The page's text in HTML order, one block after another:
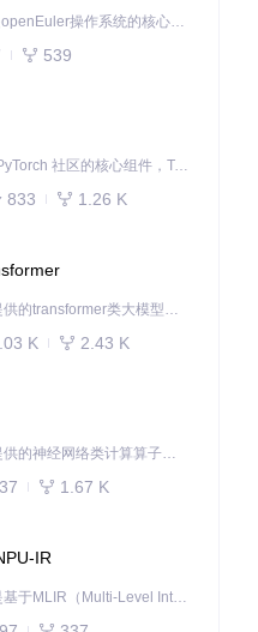
openEuler内核是openEuler操作系统的核心，既是系统性能与稳定性的基石，也是连接处理器、设备与服务的桥梁。
539
作为 Ascend for PyTorch 社区的核心组件，TorchNPU 是昇腾专为 PyTorch 打造的深度学习适配插件，使 PyTorch 框架能够直接调用昇腾 NPU，为开发者提供昇腾 AI 处理器的超强算力。
833 1.26 K
本项目是CANN提供的transformer类大模型算子库，实现网络在NPU上加速计算。
K 2.43 K
本项目是CANN提供的神经网络类计算算子库，实现网络在NPU上加速计算。
1.67 K
IR
AscendNPU-IR是基于MLIR（Multi-Level Intermediate Representation）构建的，面向昇腾亲和算子编译时使用的中间表示，提供昇腾完备表达能力，通过编译优化提升昇腾AI处理器计算效率，支持通过生态框架使能昇腾AI处理器与深度调优